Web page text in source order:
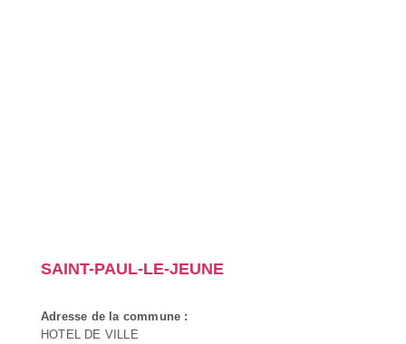
SAINT-PAUL-LE-JEUNE
Adresse de la commune :
HOTEL DE VILLE